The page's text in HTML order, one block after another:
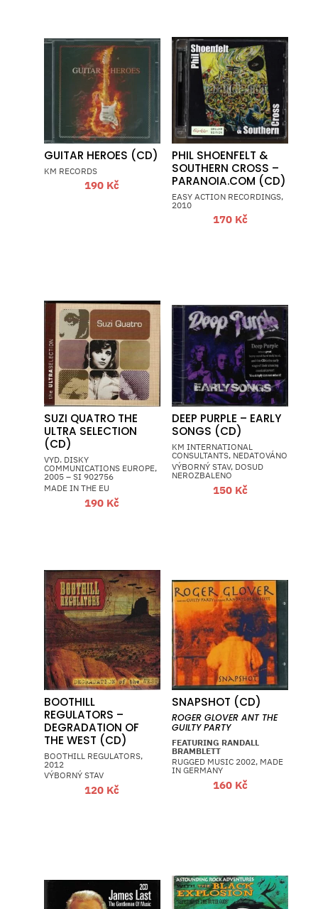
GUITAR HEROES (CD)
KM RECORDS
190 Kč
PHIL SHOENFELT &
SOUTHERN CROSS –
PARANOIA.COM (CD)
EASY ACTION RECORDINGS,
2010
170 Kč
SUZI QUATRO THE
ULTRA SELECTION
(CD)
VYD. DISKY
COMMUNICATIONS EUROPE,
2005 – SI 902756
MADE IN THE EU
190 Kč
DEEP PURPLE – EARLY
SONGS (CD)
KM INTERNATIONAL
CONSULTANTS, NEDATOVÁNO
VÝBORNÝ STAV, DOSUD
NEROZBALENO
150 Kč
BOOTHILL
REGULATORS –
DEGRADATION OF
THE WEST (CD)
BOOTHILL REGULATORS,
2012
VÝBORNÝ STAV
120 Kč
SNAPSHOT (CD)
ROGER GLOVER ANT THE
GUILTY PARTY
FEATURING RANDALL
BRAMBLETT
RUGGED MUSIC 2002, MADE
IN GERMANY
160 Kč